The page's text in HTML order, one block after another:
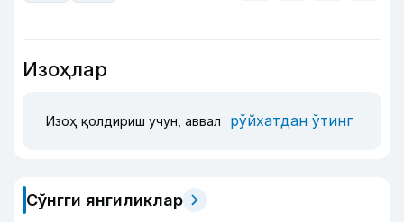
Изоҳлар
Изоҳ қолдириш учун, аввал рўйхатдан ўтинг
Сўнгги янгиликлар